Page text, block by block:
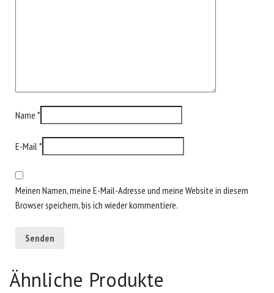
Name *
E-Mail *
Meinen Namen, meine E-Mail-Adresse und meine Website in diesem
Browser speichern, bis ich wieder kommentiere.
Ähnliche Produkte